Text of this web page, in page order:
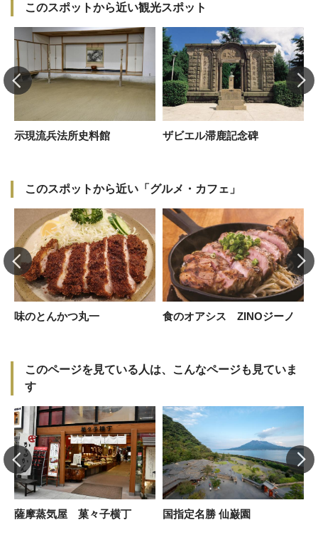
このスポットから近い観光スポット
示現流兵法所史料館 ザビエル滞鹿記念碑
このスポットから近い「グルメ・カフェ」
味のとんかつ丸一 食のオアシス ZINOジーノ
このページを見ている人は、こんなページも見ていま
す
薩摩蒸気屋 菓々子横丁 国指定名勝 仙巌園